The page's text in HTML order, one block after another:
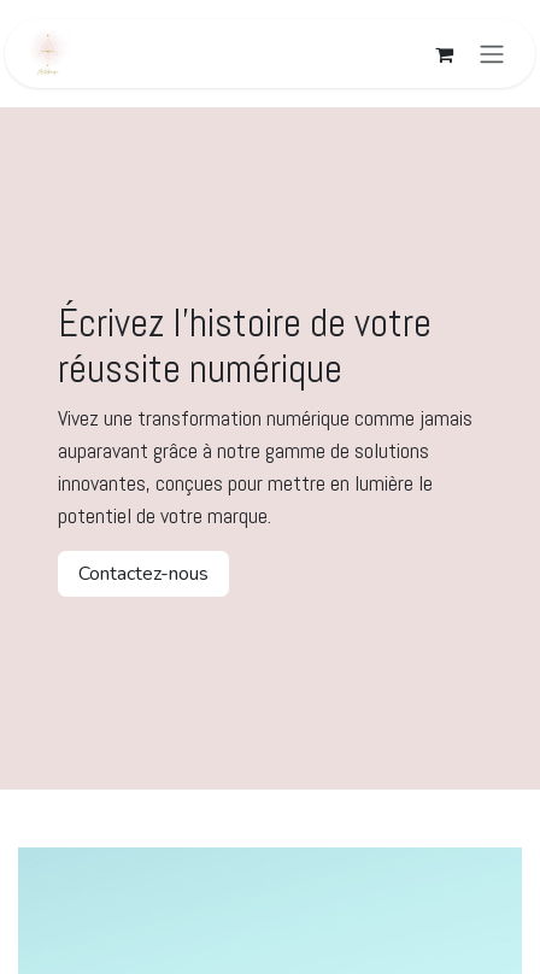
Écrivez l'histoire de votre
réussite numérique
Vivez une transformation numérique comme jamais
auparavant grâce à notre gamme de solutions
innovantes, conçues pour mettre en lumière le
potentiel de votre marque.
Contactez-nous